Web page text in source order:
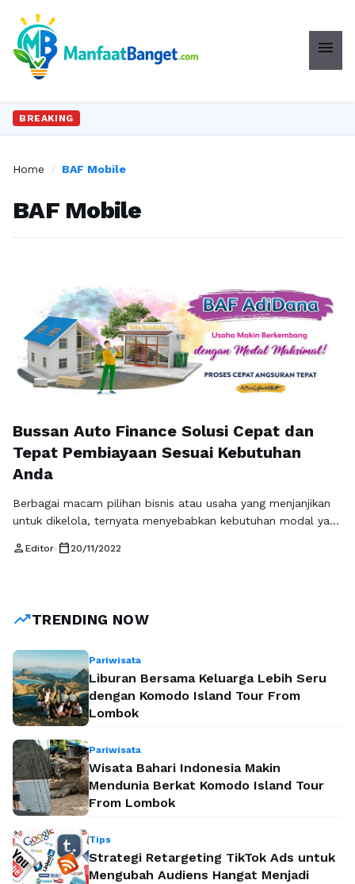
menu
BREAKING
Home / BAF Mobile
BAF Mobile
Bussan Auto Finance Solusi Cepat dan
Tepat Pembiayaan Sesuai Kebutuhan
Anda
Berbagai macam pilihan bisnis atau usaha yang menjanjikan
untuk dikelola, ternyata menyebabkan kebutuhan modal yang
berbisnis atau membuka usaha yang menjanjikan tersebut
salahnya …Baca Selengkapnya
person Editor• calendar_today 20/11/2022
trending_upTRENDING NOW
Pariwisata
Liburan Bersama Keluarga Lebih Seru
dengan Komodo Island Tour From
Lombok
Pariwisata
Wisata Bahari Indonesia Makin
Mendunia Berkat Komodo Island Tour
From Lombok
Tips
Strategi Retargeting TikTok Ads untuk
Mengubah Audiens Hangat Menjadi